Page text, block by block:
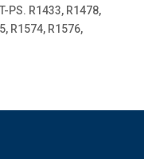
PS. R1433, R1478,
R1574, R1576,